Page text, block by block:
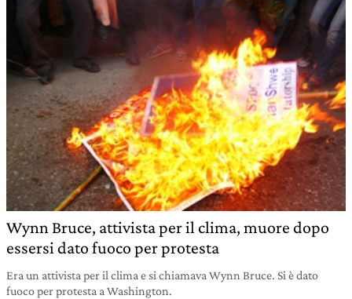
Wynn Bruce, attivista per il clima, muore dopo
essersi dato fuoco per protesta
Era un attivista per il clima e si chiamava Wynn Bruce. Si è dato
fuoco per protesta a Washington.